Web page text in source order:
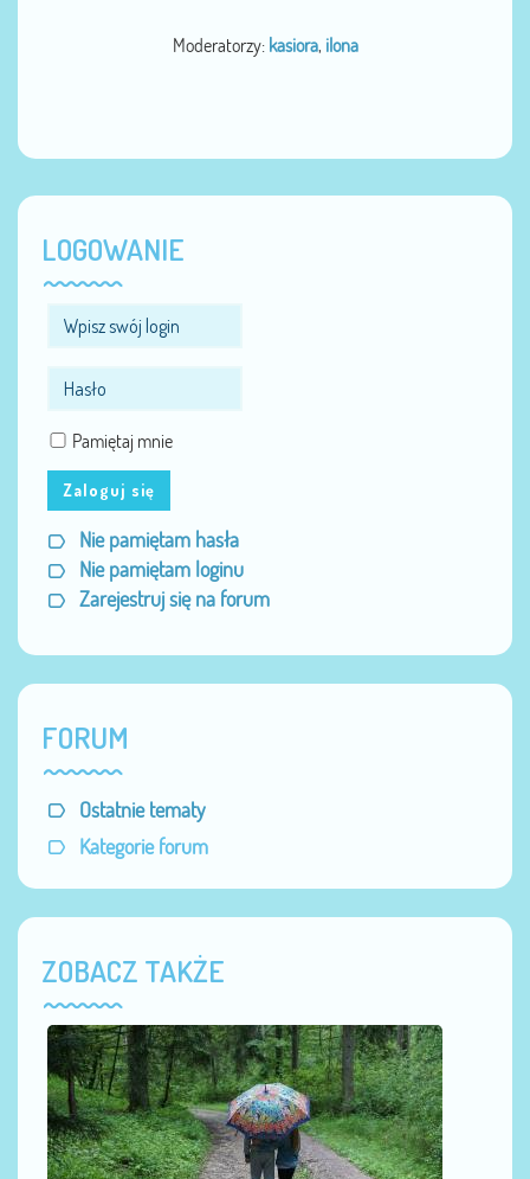
Moderatorzy: kasiora, ilona
LOGOWANIE
Pamiętaj mnie
Zaloguj się
Nie pamiętam hasła
Nie pamiętam loginu
Zarejestruj się na forum
FORUM
Ostatnie tematy
Kategorie forum
ZOBACZ TAKŻE